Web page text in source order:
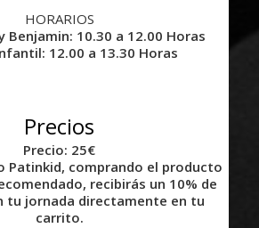
HORARIOS
Benjamin: 10.30 a 12.00 Horas
12.00 a 13.30 Horas
Precios
Precio: 25€
Patinkid, comprando el producto
recibirás un 10% de
tu jornada directamente en tu
carrito.